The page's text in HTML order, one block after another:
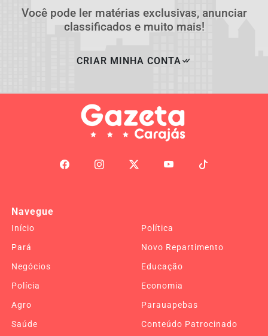
Você pode ler matérias exclusivas, anunciar
classificados e muito mais!
CRIAR MINHA CONTA
Navegue
Início
Política
Pará
Novo Repartimento
Negócios
Educação
Polícia
Economia
Agro
Parauapebas
Saúde
Conteúdo Patrocinado